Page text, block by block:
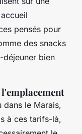
pensés pour
des snacks
bien
dans le Marais,
à ces tarifs-là,